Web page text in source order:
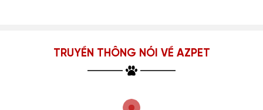
TRUYỀN THÔNG NÓI VỀ AZPET